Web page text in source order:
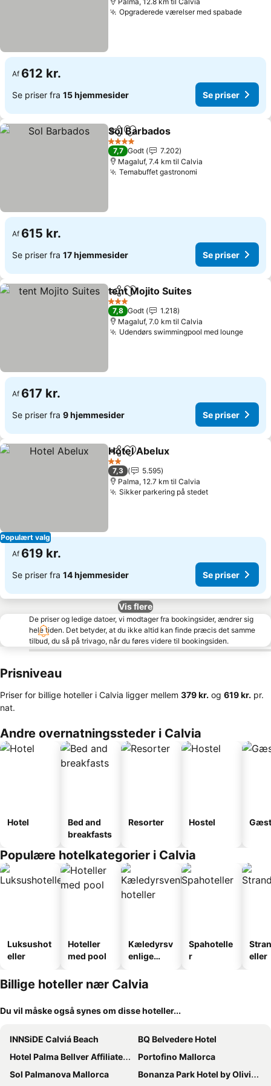
Opgraderede værelser med spabadeSe
Af 612 kr.
Se priser fra 15 hjemmesider Se priser
Del Føj til favoritter
Sol Barbados
4 Stjerner
7,7 Godt
7.202
Magaluf, 7.4 km til Calvia
Temabuffet gastronomi
Af 615 kr.
Se priser fra 17 hjemmesider Se priser
Del Føj til favoritter
tent Mojito Suites
3 Stjerner
7,8 Godt
1.218
Magaluf, 7.0 km til Calvia
Udendørs swimmingpool med loungeSe
Af 617 kr.
Se priser fra 9 hjemmesider Se priser
Populært valg
Del Føj til favoritter
Hotel Abelux
2 Stjerner
7,3
5.595
Palma, 12.7 km til Calvia
Sikker parkering på stedetSe priser
Af 619 kr.
Se priser fra 14 hjemmesider Se priser
Vis flere
De priser og ledige datoer, vi modtager fra bookingsider, ændrer sig
hele tiden. Det betyder, at du ikke altid kan finde præcis det samme
tilbud, du så på trivago, når du føres videre til bookingsiden.
Prisniveau
Priser for billige hoteller i Calvia ligger mellem ‎379 kr. og ‎619 kr. pr.
nat.
Andre overnatningssteder i Calvia
Hotel
Bed and
breakfasts
Resorter Hostel
Populære hotelkategorier i Calvia
Luksushot
eller
Hoteller
med pool
Kæledyrsv
enlige
Spahotelle
r
eller
Billige hoteller nær Calvia
Du vil måske også synes om disse hoteller...
INNSiDE Calviá Beach
BQ Belvedere Hotel
Hotel Palma Bellver Affiliated by Meliá
Portofino Mallorca
Sol Palmanova Mallorca
Bonanza Park Hotel by Olivia Hotels Collection